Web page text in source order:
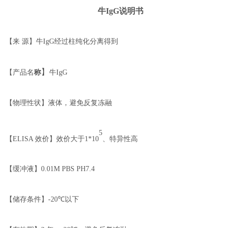
牛IgG说明书
【来 源】牛IgG经过柱纯化分离得到
【 产品名称 】牛IgG
【物理性状】液体，避免反复冻融
【ELISA效价】效价大于1*10
5
、特异性高
【缓冲液】0.01M PBS PH7.4
【储存条件】-20℃以下